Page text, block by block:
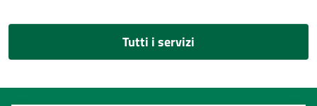
Tutti i servizi